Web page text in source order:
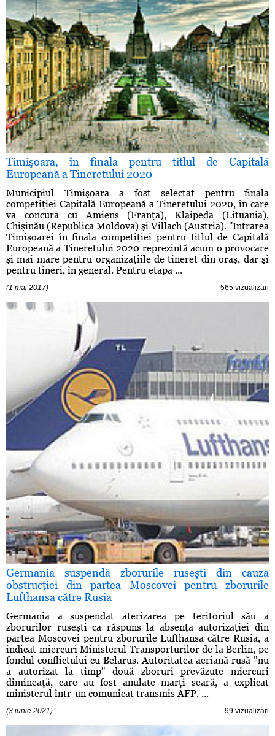
Timişoara, în finala pentru titlul de Capitală
Europeană a Tineretului 2020
Municipiul Timişoara a fost selectat pentru finala
competiţiei Capitală Europeană a Tineretului 2020, în care
va concura cu Amiens (Franţa), Klaipeda (Lituania),
Chişinău (Republica Moldova) şi Villach (Austria). ''Intrarea
Timişoarei în finala competiţiei pentru titlul de Capitală
Europeană a Tineretului 2020 reprezintă acum o provocare
şi mai mare pentru organizaţiile de tineret din oraş, dar şi
pentru tineri, în general. Pentru etapa ...
(1 mai 2017) 565 vizualizări
Germania suspendă zborurile ruseşti din cauza
obstrucţiei din partea Moscovei pentru zborurile
Lufthansa către Rusia
Germania a suspendat aterizarea pe teritoriul său a
zborurilor ruseşti ca răspuns la absenţa autorizaţiei din
partea Moscovei pentru zborurile Lufthansa către Rusia, a
indicat miercuri Ministerul Transporturilor de la Berlin, pe
fondul conflictului cu Belarus. Autoritatea aeriană rusă "nu
a autorizat la timp" două zboruri prevăzute miercuri
dimineaţă, care au fost anulate marţi seară, a explicat
ministerul într-un comunicat transmis AFP. ...
(3 iunie 2021) 99 vizualizări